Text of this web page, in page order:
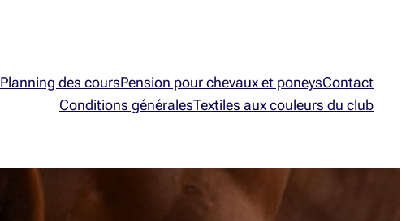
Planning des coursPension pour chevaux et poneysContact
Conditions généralesTextiles aux couleurs du club